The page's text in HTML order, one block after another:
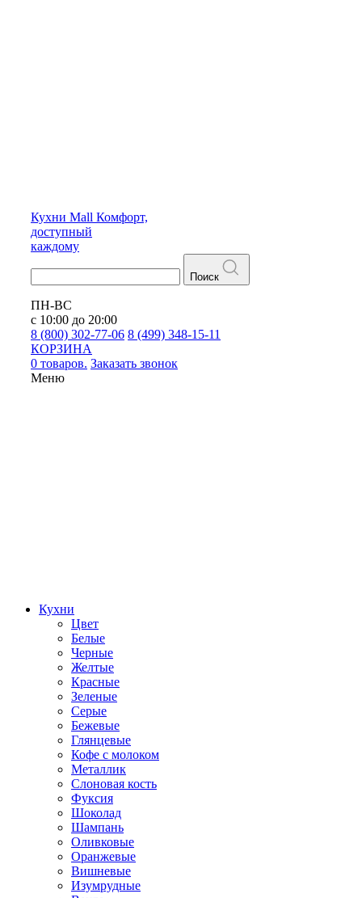
Кухни Mall Комфорт,
доступный
каждому
Поиск
ПН-ВС
с 10:00 до 20:00
8 (800) 302-77-06 8 (499) 348-15-11
КОРЗИНА
0 товаров. Заказать звонок
Меню
Кухни
Цвет
Белые
Черные
Желтые
Красные
Зеленые
Серые
Бежевые
Глянцевые
Кофе с молоком
Металлик
Слоновая кость
Фуксия
Шоколад
Шампань
Оливковые
Оранжевые
Вишневые
Изумрудные